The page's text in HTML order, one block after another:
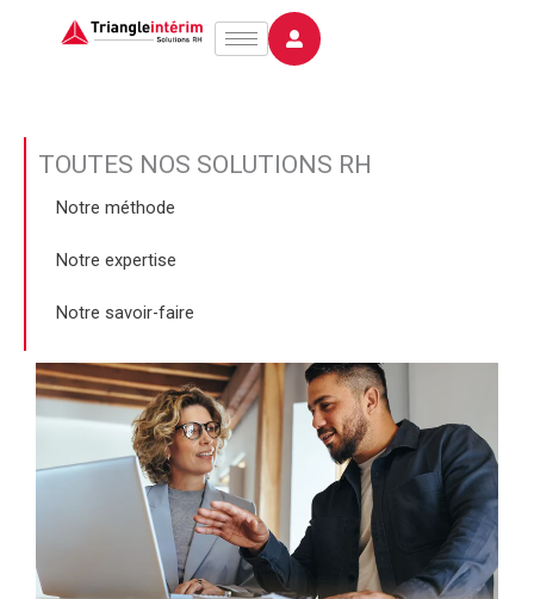
TOUTES NOS SOLUTIONS RH
Notre méthode
Notre expertise
Notre savoir-faire